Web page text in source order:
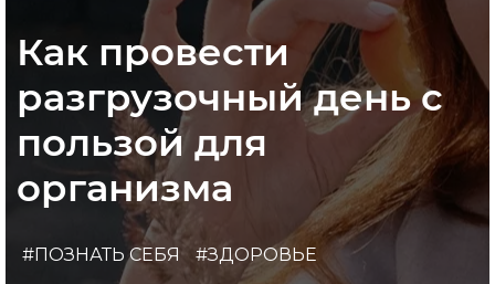
Как провести
разгрузочный день с
пользой для
организма
#ПОЗНАТЬ СЕБЯ #ЗДОРОВЬЕ